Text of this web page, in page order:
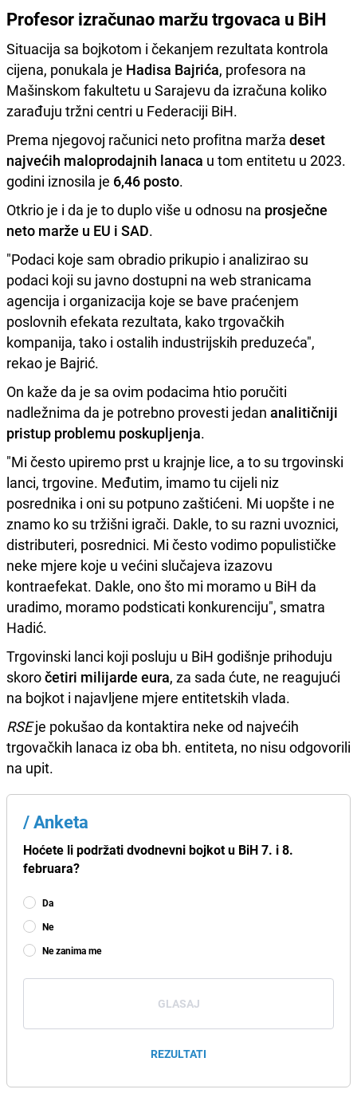
Profesor izračunao maržu trgovaca u BiH
Situacija sa bojkotom i čekanjem rezultata kontrola
cijena, ponukala je Hadisa Bajrića, profesora na
Mašinskom fakultetu u Sarajevu da izračuna koliko
zarađuju tržni centri u Federaciji BiH.
Prema njegovoj računici neto profitna marža deset
najvećih maloprodajnih lanaca u tom entitetu u 2023.
godini iznosila je 6,46 posto.
Otkrio je i da je to duplo više u odnosu na prosječne
neto marže u EU i SAD.
"Podaci koje sam obradio prikupio i analizirao su
podaci koji su javno dostupni na web stranicama
agencija i organizacija koje se bave praćenjem
poslovnih efekata rezultata, kako trgovačkih
kompanija, tako i ostalih industrijskih preduzeća",
rekao je Bajrić.
On kaže da je sa ovim podacima htio poručiti
nadležnima da je potrebno provesti jedan analitičniji
pristup problemu poskupljenja.
"Mi često upiremo prst u krajnje lice, a to su trgovinski
lanci, trgovine. Međutim, imamo tu cijeli niz
posrednika i oni su potpuno zaštićeni. Mi uopšte i ne
znamo ko su tržišni igrači. Dakle, to su razni uvoznici,
distributeri, posrednici. Mi često vodimo populističke
neke mjere koje u većini slučajeva izazovu
kontraefekat. Dakle, ono što mi moramo u BiH da
uradimo, moramo podsticati konkurenciju", smatra
Hadić.
Trgovinski lanci koji posluju u BiH godišnje prihoduju
skoročetiri milijarde eura, za sada ćute, ne reagujući
na bojkot i najavljene mjere entitetskih vlada.
RSEje pokušao da kontaktira neke od najvećih
trgovačkih lanaca iz oba bh. entiteta, no nisu odgovorili
na upit.
/Anketa
Hoćete li podržati dvodnevni bojkot u BiH 7. i 8.
februara?
Da
Ne
Ne zanima me
GLASAJ
REZULTATI